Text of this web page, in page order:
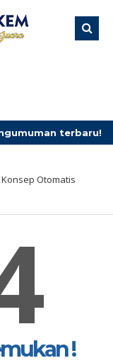
terbaru!
Konsep Otomatis
!